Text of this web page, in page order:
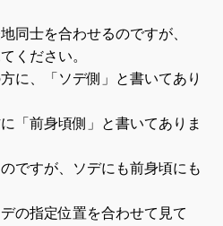
同士を合わせるのですが、
ください。
に、「ソデ側」と書いてあり
「前身頃側」と書いてありま
ですが、ソデにも前身頃にも
の指定位置を合わせて見て